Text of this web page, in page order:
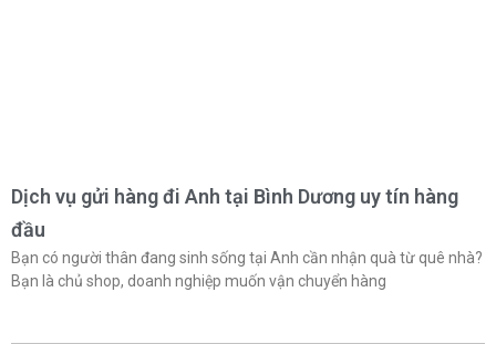
Dịch vụ gửi hàng đi Anh tại Bình Dương uy tín hàng
đầu
Bạn có người thân đang sinh sống tại Anh cần nhận quà từ quê nhà?
Bạn là chủ shop, doanh nghiệp muốn vận chuyển hàng